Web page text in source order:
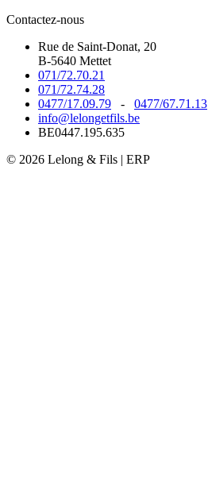
Contactez-nous
Rue de Saint-Donat, 20
B-5640 Mettet
071/72.70.21
071/72.74.28
0477/17.09.79 - 0477/67.71.13
info@lelongetfils.be
BE0447.195.635
© 2026 Lelong & Fils | ERP